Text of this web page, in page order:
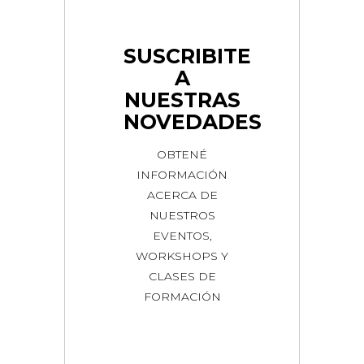
SUSCRIBITE
A
NUESTRAS
NOVEDADES
OBTENÉ
INFORMACIÓN
ACERCA DE
NUESTROS
EVENTOS,
WORKSHOPS Y
CLASES DE
FORMACIÓN